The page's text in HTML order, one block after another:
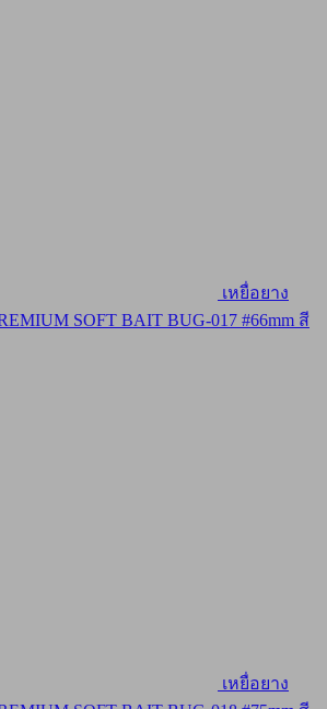
เหยื่อยาง
SOFT BAIT BUG-017 #66mm สี
เหยื่อยาง